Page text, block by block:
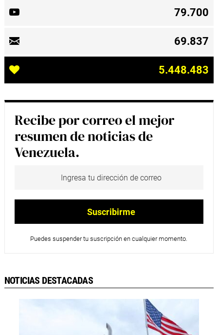
79.700
69.837
5.448.483
Recibe por correo el mejor
resumen de noticias de
Venezuela.
Puedes suspender tu suscripción en cualquier momento.
NOTICIAS DESTACADAS